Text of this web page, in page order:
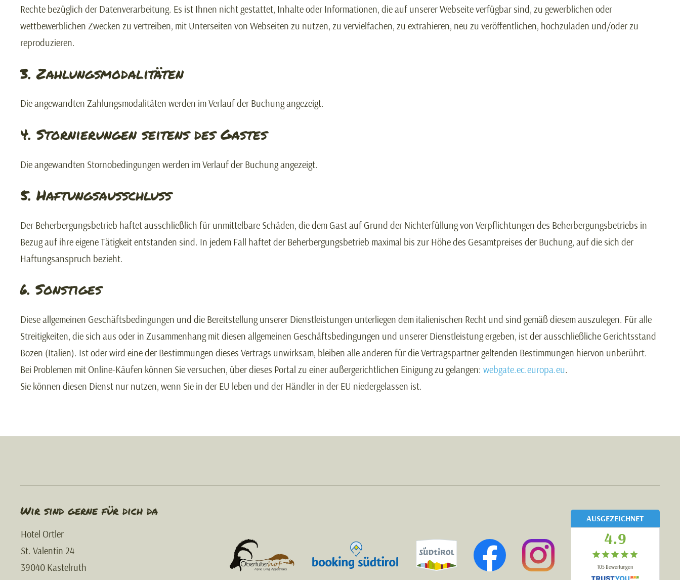
Rechte bezüglich der Datenverarbeitung. Es ist Ihnen nicht gestattet, Inhalte oder Informationen, die auf unserer Webseite verfügbar sind, zu gewerblichen oder
wettbewerblichen Zwecken zu vertreiben, mit Unterseiten von Webseiten zu nutzen, zu vervielfachen, zu extrahieren, neu zu veröffentlichen, hochzuladen und/oder zu
reproduzieren.
3. Zahlungsmodalitäten
Die angewandten Zahlungsmodalitäten werden im Verlauf der Buchung angezeigt.
4. Stornierungen seitens des Gastes
Die angewandten Stornobedingungen werden im Verlauf der Buchung angezeigt.
5. Haftungsausschluss
Der Beherbergungsbetrieb haftet ausschließlich für unmittelbare Schäden, die dem Gast auf Grund der Nichterfüllung von Verpflichtungen des Beherbergungsbetriebs in
Bezug auf ihre eigene Tätigkeit entstanden sind. In jedem Fall haftet der Beherbergungsbetrieb maximal bis zur Höhe des Gesamtpreises der Buchung, auf die sich der
Haftungsanspruch bezieht.
6. Sonstiges
Diese allgemeinen Geschäftsbedingungen und die Bereitstellung unserer Dienstleistungen unterliegen dem italienischen Recht und sind gemäß diesem auszulegen. Für alle
Streitigkeiten, die sich aus oder in Zusammenhang mit diesen allgemeinen Geschäftsbedingungen und unserer Dienstleistung ergeben, ist der ausschließliche Gerichtsstand
Bozen (Italien). Ist oder wird eine der Bestimmungen dieses Vertrags unwirksam, bleiben alle anderen für die Vertragspartner geltenden Bestimmungen hiervon unberührt.
Bei Problemen mit Online-Käufen können Sie versuchen, über dieses Portal zu einer außergerichtlichen Einigung zu gelangen: webgate.ec.europa.eu.
Sie können diesen Dienst nur nutzen, wenn Sie in der EU leben und der Händler in der EU niedergelassen ist.
Wir sind gerne für dich da
Hotel Ortler
St. Valentin 24
39040 Kastelruth
AUSGEZEICHNET
4.9
105 Bewertungen